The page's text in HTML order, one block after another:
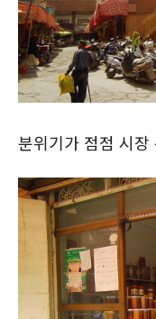
분위기가 점점 시